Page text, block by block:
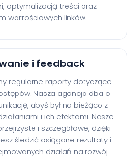
optymalizacją treści oraz
wartościowych linków.
i feedback
regularne raporty dotyczące
Nasza agencja dba o
abyś był na bieżąco z
i ich efektami. Nasze
i szczegółowe, dzięki
śledzić osiągane rezultaty i
działań na rozwój